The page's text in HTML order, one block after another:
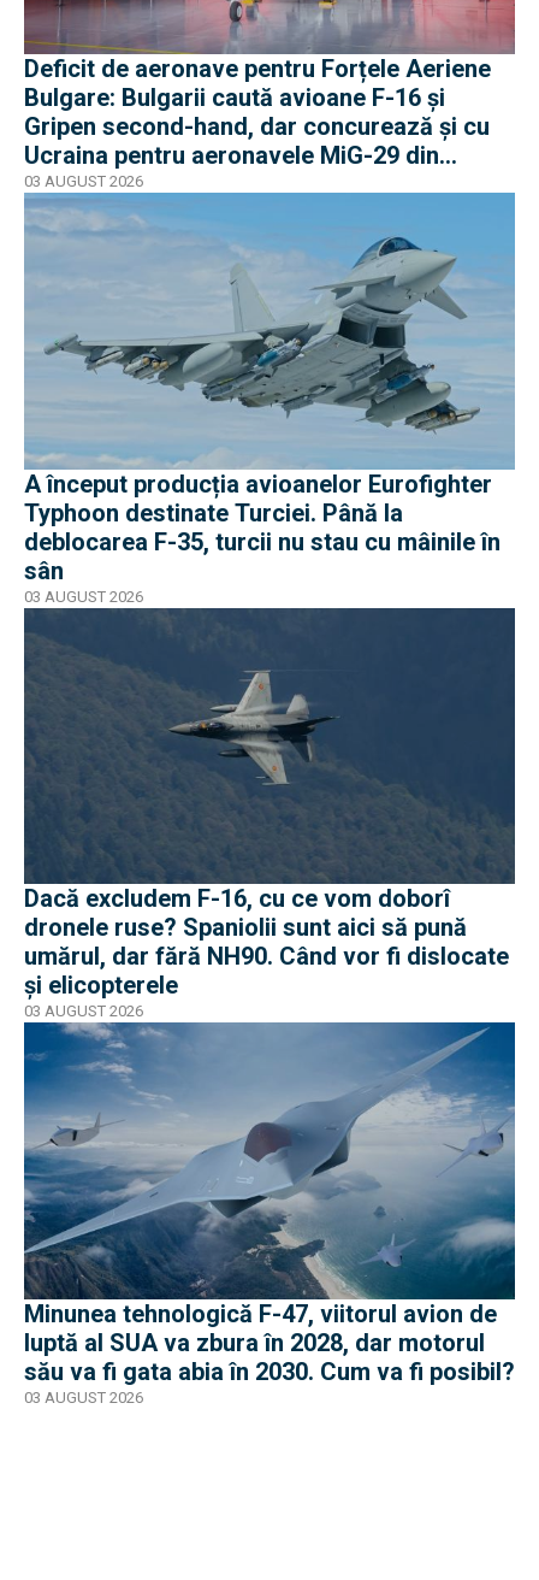
Deficit de aeronave pentru Forțele Aeriene
Bulgare: Bulgarii caută avioane F-16 și
Gripen second-hand, dar concurează și cu
Ucraina pentru aeronavele MiG-29 din
Polonia
03 AUGUST 2026
A început producția avioanelor Eurofighter
Typhoon destinate Turciei. Până la
deblocarea F-35, turcii nu stau cu mâinile în
sân
03 AUGUST 2026
Dacă excludem F-16, cu ce vom doborî
dronele ruse? Spaniolii sunt aici să pună
umărul, dar fără NH90. Când vor fi dislocate
și elicopterele
03 AUGUST 2026
Minunea tehnologică F-47, viitorul avion de
luptă al SUA va zbura în 2028, dar motorul
său va fi gata abia în 2030. Cum va fi posibil?
03 AUGUST 2026